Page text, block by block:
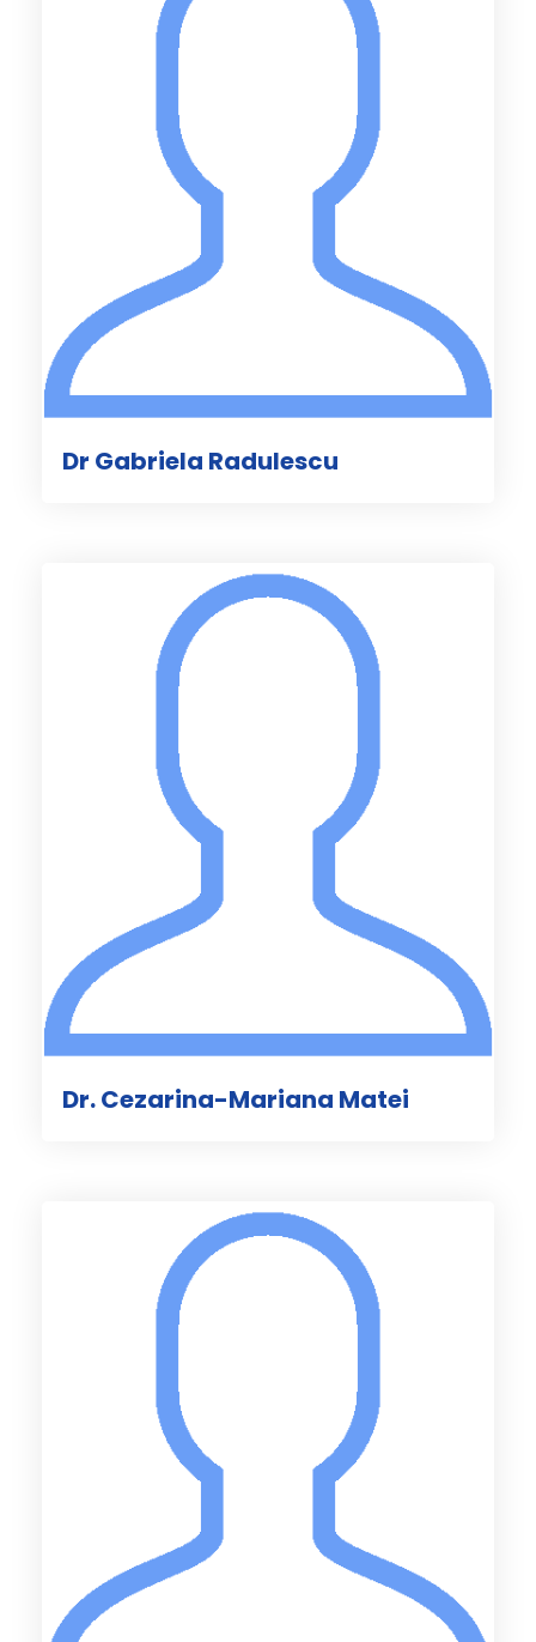
Dr Gabriela Radulescu
Dr. Cezarina-Mariana Matei